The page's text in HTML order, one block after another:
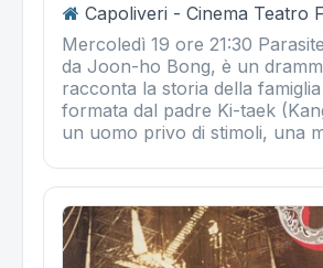
Capoliveri - Cinema Teatro
Mercoledì 19 ore 21:30
da Joon-ho Bong, è un
racconta la storia della famiglia
formata dal padre Ki-taek
un uomo privo di stimoli, una